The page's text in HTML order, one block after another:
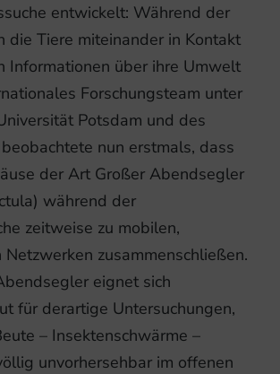
entwickelt: Während der
die Tiere miteinander in Kontakt
Informationen über ihre Umwelt
Forschungsteam unter
Potsdam und des
nun erstmals, dass
der Art Großer Abendsegler
während der
zeitweise zu mobilen,
Netzwerken zusammenschließen.
eignet sich
für derartige Untersuchungen,
– Insektenschwärme –
unvorhersehbar im offenen